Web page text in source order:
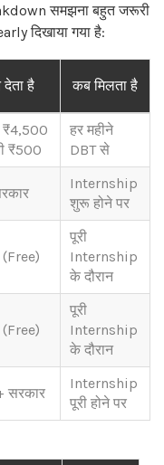
समझना बहुत जरूरी
दिखाया गया है:
है कब मिलता है
₹4,500
₹500
हर महीने
DBT से
Internship
शुरू होने पर
पूरी
Internship
के दौरान
पूरी
Internship
के दौरान
सरकार
Internship
पूरी होने पर